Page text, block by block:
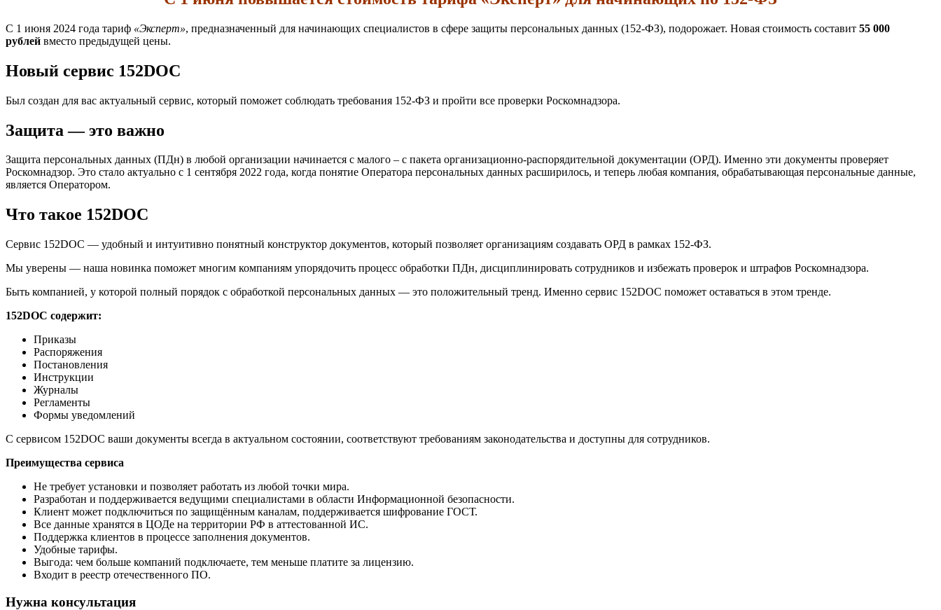
С 1 июня 2024 года тариф «Эксперт», предназначенный для начинающих специалистов в сфере защиты персональных данных (152-ФЗ), подорожает. Новая стоимость составит 55 000
рублей вместо предыдущей цены.
Новый сервис 152DOC
Был создан для вас актуальный сервис, который поможет соблюдать требования 152-ФЗ и пройти все проверки Роскомнадзора.
Защита — это важно
Защита персональных данных (ПДн) в любой организации начинается с малого – с пакета организационно-распорядительной документации (ОРД). Именно эти документы проверяет
Роскомнадзор. Это стало актуально с 1 сентября 2022 года, когда понятие Оператора персональных данных расширилось, и теперь любая компания, обрабатывающая персональные данные,
является Оператором.
Что такое 152DOC
Сервис 152DOC — удобный и интуитивно понятный конструктор документов, который позволяет организациям создавать ОРД в рамках 152-ФЗ.
Мы уверены — наша новинка поможет многим компаниям упорядочить процесс обработки ПДн, дисциплинировать сотрудников и избежать проверок и штрафов Роскомнадзора.
Быть компанией, у которой полный порядок с обработкой персональных данных — это положительный тренд. Именно сервис 152DOC поможет оставаться в этом тренде.
152DOC содержит:
Приказы
Распоряжения
Постановления
Инструкции
Журналы
Регламенты
Формы уведомлений
С сервисом 152DOC ваши документы всегда в актуальном состоянии, соответствуют требованиям законодательства и доступны для сотрудников.
Преимущества сервиса
Не требует установки и позволяет работать из любой точки мира.
Разработан и поддерживается ведущими специалистами в области Информационной безопасности.
Клиент может подключиться по защищённым каналам, поддерживается шифрование ГОСТ.
Все данные хранятся в ЦОДе на территории РФ в аттестованной ИС.
Поддержка клиентов в процессе заполнения документов.
Удобные тарифы.
Выгода: чем больше компаний подключаете, тем меньше платите за лицензию.
Входит в реестр отечественного ПО.
Нужна консультация